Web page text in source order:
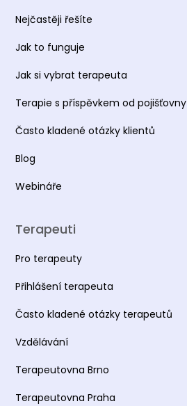
Nejčastěji řešíte
Jak to funguje
Jak si vybrat terapeuta
Terapie s příspěvkem od pojišťovny
Často kladené otázky klientů
Blog
Webináře
Terapeuti
Pro terapeuty
Přihlášení terapeuta
Často kladené otázky terapeutů
Vzdělávání
Terapeutovna Brno
Terapeutovna Praha